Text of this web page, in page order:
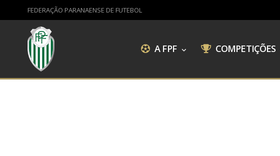
FEDERAÇÃO PARANAENSE DE FUTEBOL
A FPF COMPETIÇÕES